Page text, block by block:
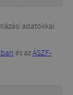
adatokkal
és azÁSZF-